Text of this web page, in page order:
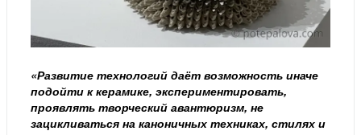
«Развитие технологий даёт возможность иначе
подойти к керамике, экспериментировать,
проявлять творческий авантюризм, не
зацикливаться на каноничных техниках, стилях и